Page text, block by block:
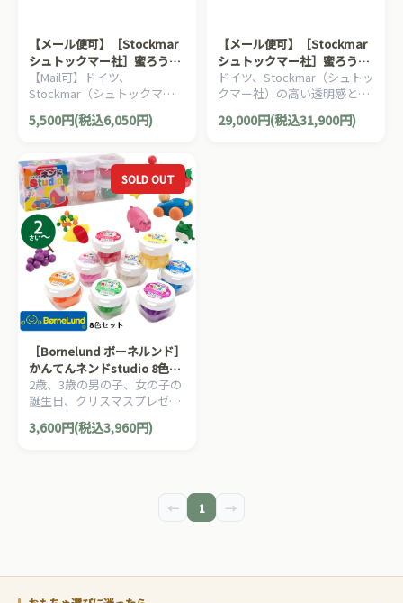
【メール便可】［Stockmar
シュトックマー社］蜜ろう粘
土 12色12枚セット 250g
【Mail可】ドイツ、
Stockmar（シュトックマー
社）の高い透明感と美しい発
色を持つ安全性の高い自然素
5,500円(税込6,050円)
【メール便可】［Stockmar
シュトックマー社］蜜ろう粘
土 12色77枚セット
ドイツ、Stockmar（シュトッ
クマー社）の高い透明感と美
しい発色を持つ安全性の高い
自然素材の蜜蝋ねん土です。
29,000円(税込31,900円)
SOLD OUT
［Bornelund ボーネルンド］
かんてんネンドstudio 8色セ
ット白/赤/黄/青/紫/ピンク/
緑/オレンジ 寒天粘土 工作 お
うち時間 2歳頃から
2歳、3歳の男の子、女の子の
誕生日、クリスマスプレゼン
トにおすすめの、Bornelund
ボーネルンドの手にくっつき
3,600円(税込3,960円)
← 1 →